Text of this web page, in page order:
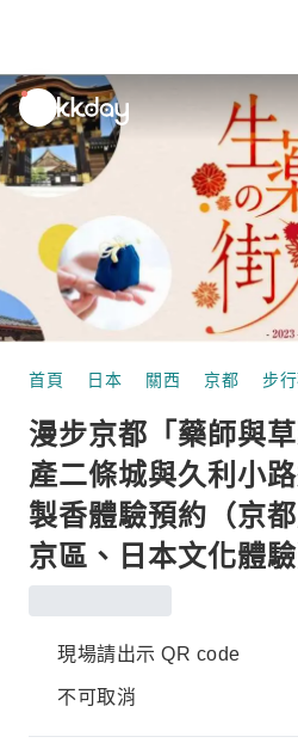
unread
notifications
首頁 日本 關西 京都 步
漫步京都「藥師與
產二條城與久利小
製香體驗預約（京
京區、日本文化體驗
現場請出示 QR code
不可取消